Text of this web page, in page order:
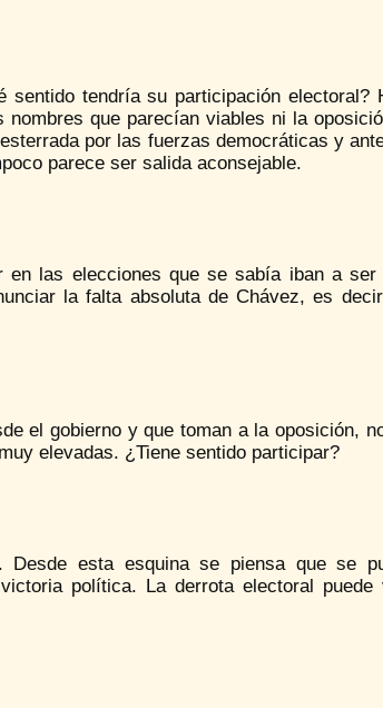
tendría su participación electoral?
que parecían viables ni la
por las fuerzas democráticas y
parece ser salida aconsejable.
las elecciones que se sabía iban a ser
la falta absoluta de Chávez, es
el gobierno y que toman a la oposición,
elevadas. ¿Tiene sentido participar?
Desde esta esquina se piensa que se
política. La derrota electoral puede